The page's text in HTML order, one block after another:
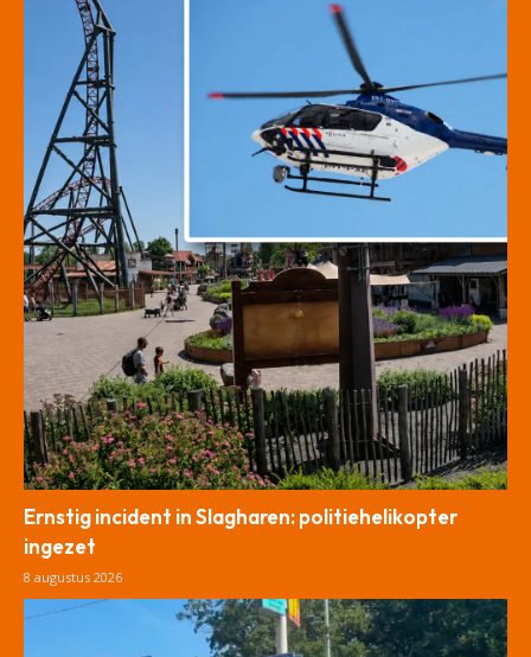
Ernstig incident in Slagharen: politiehelikopter
ingezet
8 augustus 2026